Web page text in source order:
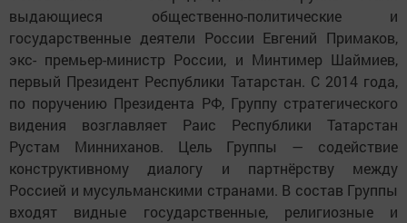
выдающиеся общественно-политические и
государственные деятели России Евгений Примаков,
экс- премьер-министр России, и Минтимер Шаймиев,
первый Президент Республики Татарстан. С 2014 года,
по поручению Президента РФ, Группу стратегического
видения возглавляет Раис Республики Татарстан
Рустам Минниханов. Цель Группы — содействие
конструктивному диалогу и партнёрству между
Россией и мусульманскими странами. В состав Группы
входят видные государственные, религиозные и